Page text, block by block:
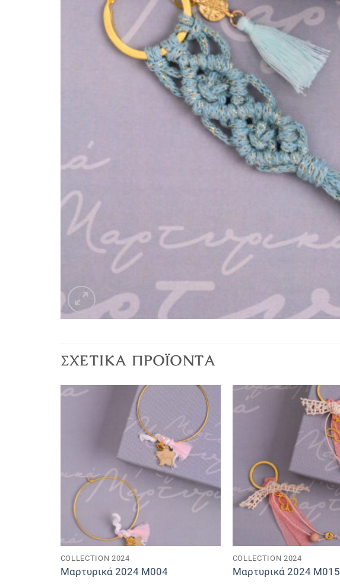
ΣΧΕΤΙΚΆ ΠΡΟΪΌΝΤΑ
COLLECTION 2024
Μαρτυρικά 2024 M004
COLLECTION 2024
Μαρτυρικά 2024 M015